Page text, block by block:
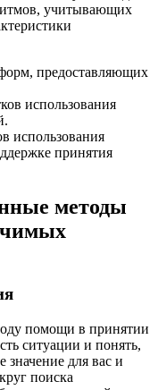
учитывающих
предоставляющих
использования
использования
принятия
методы
помощи в принятии
ситуации и понять,
значение для вас и
поиска